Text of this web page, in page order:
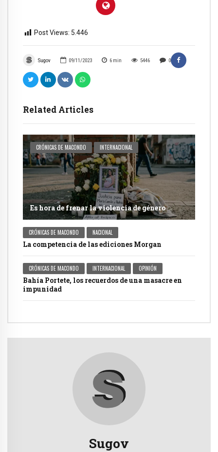
Sugov 09/11/2023 6 min 5446 0
Related Articles
CRÓNICAS DE MACONDO INTERNACIONAL
Es hora de frenar la violencia de género
CRÓNICAS DE MACONDO NACIONAL
La competencia de las ediciones Morgan
CRÓNICAS DE MACONDO INTERNACIONAL OPINIÓN
Bahía Portete, los recuerdos de una masacre en
impunidad
Post Views: 5.446
Sugov